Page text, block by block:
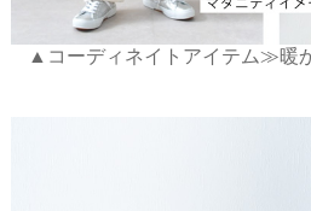
▲コーディネイトアイテム≫暖